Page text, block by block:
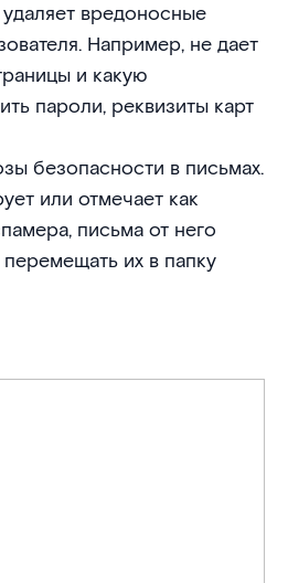
вредоносные
Например, не дает
и какую
пароли, реквизиты карт
безопасности в письмах.
или отмечает как
письма от него
перемещать их в папку